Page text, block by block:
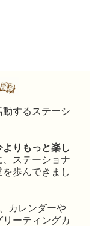
するステーシ
よりもっと楽し
、ステーショナ
歩んできまし
カレンダーや
ーティングカ